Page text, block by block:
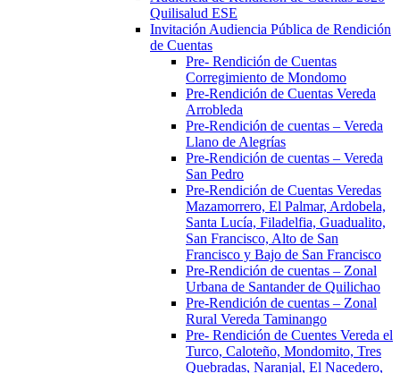
Quilisalud ESE
Invitación Audiencia Pública de Rendición
de Cuentas
Pre- Rendición de Cuentas
Corregimiento de Mondomo
Pre-Rendición de Cuentas Vereda
Arrobleda
Pre-Rendición de cuentas – Vereda
Llano de Alegrías
Pre-Rendición de cuentas – Vereda
San Pedro
Pre-Rendición de Cuentas Veredas
Mazamorrero, El Palmar, Ardobela,
Santa Lucía, Filadelfia, Guadualito,
San Francisco, Alto de San
Francisco y Bajo de San Francisco
Pre-Rendición de cuentas – Zonal
Urbana de Santander de Quilichao
Pre-Rendición de cuentas – Zonal
Rural Vereda Taminango
Pre- Rendición de Cuentes Vereda el
Turco, Caloteño, Mondomito, Tres
Quebradas, Naranjal, El Nacedero,